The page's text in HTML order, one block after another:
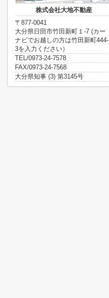
株式会社大地不動産
〒877-0041
大分県日田市竹田新町１-7 (カー
ナビでお越しの方は竹田新町444-
3を入力ください）
TEL/0973-24-7578
FAX/0973-24-7568
大分県知事 (3) 第3145号